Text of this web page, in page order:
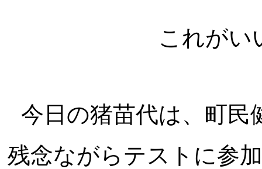
これがい
今日の猪苗代は、町
残念ながらテストに参